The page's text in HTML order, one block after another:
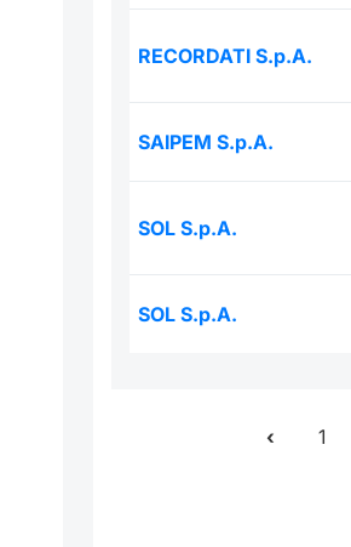
RECORDATI S.p.A.
SAIPEM S.p.A.
SOL S.p.A.
SOL S.p.A.
1